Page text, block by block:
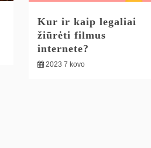
Kur ir kaip legaliai
žiūrėti filmus
internete?
2023 7 kovo